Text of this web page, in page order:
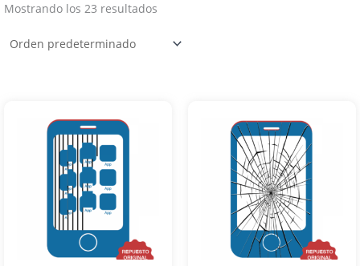
Mostrando los 23 resultados